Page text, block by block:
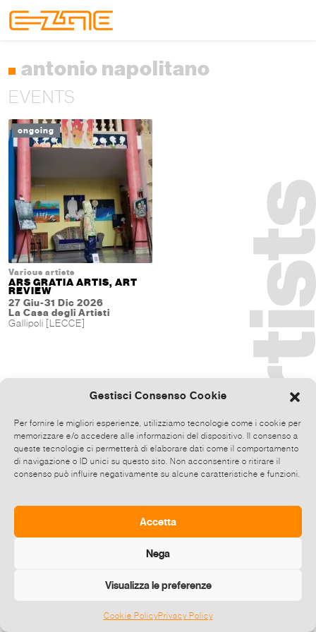
Gestisci Consenso Cookie
Per fornire le migliori esperienze, utilizziamo tecnologie come i cookie per
memorizzare e/o accedere alle informazioni del dispositivo. Il consenso a
queste tecnologie ci permetterà di elaborare dati come il comportamento
di navigazione o ID unici su questo sito. Non acconsentire o ritirare il
consenso può influire negativamente su alcune caratteristiche e funzioni.
Accetta
Nega
Visualizza le preferenze
Cookie PolicyPrivacy Policy
antonio napolitano
EVENTS
Various artists
ARS GRATIA ARTIS, ART
REVIEW
27 Giu-31 Dic 2026
La Casa degli Artisti
Gallipoli [LECCE]
ongoing
©2026 E-zine